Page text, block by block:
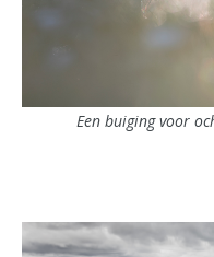
Een buiging voor